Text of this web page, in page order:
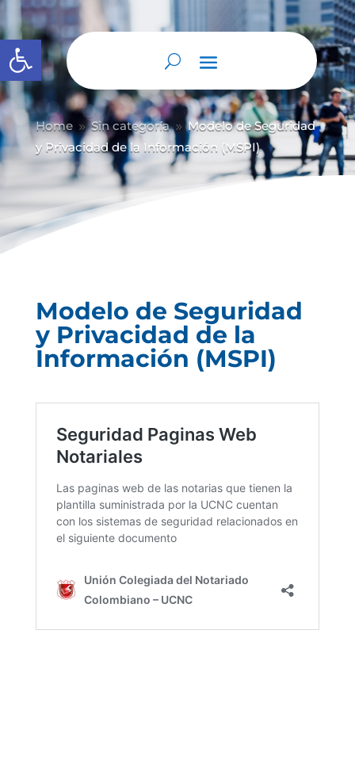
Abrir barra de herramientas
Home 9 Sin categoría 9 Modelo de Seguridad
y Privacidad de la Información (MSPI)
Modelo de Seguridad
y Privacidad de la
Información (MSPI)